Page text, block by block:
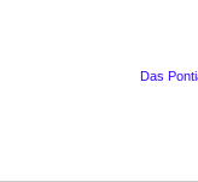
Das